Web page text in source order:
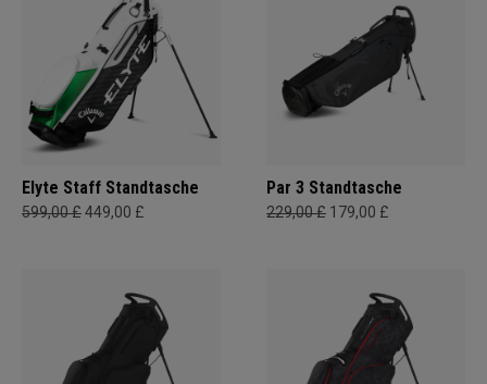
Elyte Staff Standtasche
599,00 £449,00 £
Par 3 Standtasche
229,00 £ 179,00 £